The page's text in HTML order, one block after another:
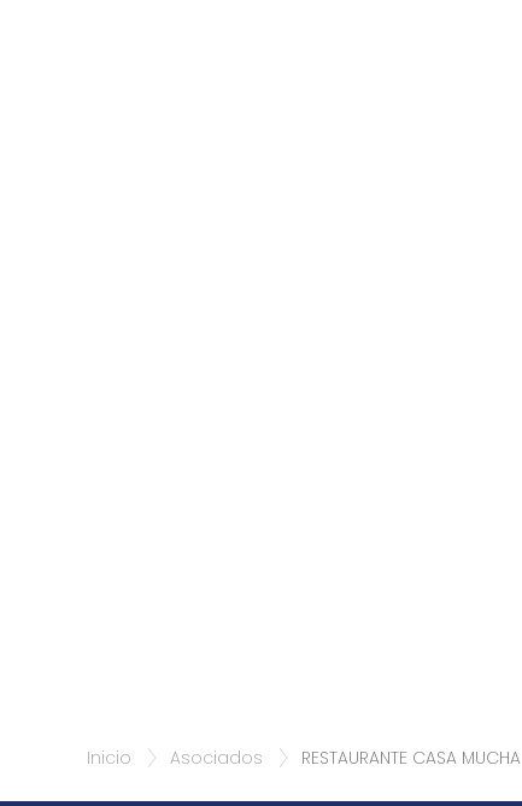
Inicio Asociados RESTAURANTE CASA MUCHA